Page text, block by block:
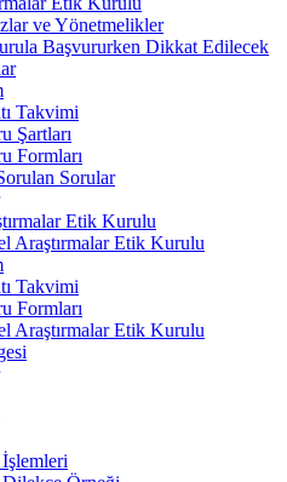
ve Yönetmelikler
Başvururken Dikkat Edilecek
Takvimi
Şartları
Formları
Sorular
Etik Kurulu
Araştırmalar Etik Kurulu
Takvimi
Formları
Araştırmalar Etik Kurulu